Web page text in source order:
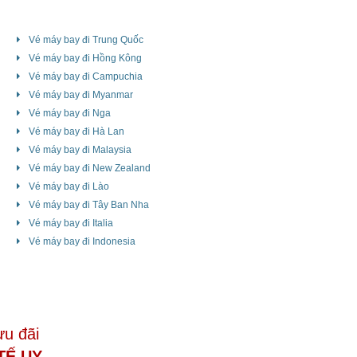
Vé máy bay đi Trung Quốc
Vé máy bay đi Hồng Kông
Vé máy bay đi Campuchia
Vé máy bay đi Myanmar
Vé máy bay đi Nga
Vé máy bay đi Hà Lan
Vé máy bay đi Malaysia
Vé máy bay đi New Zealand
Vé máy bay đi Lào
Vé máy bay đi Tây Ban Nha
Vé máy bay đi Italia
Vé máy bay đi Indonesia
đãi